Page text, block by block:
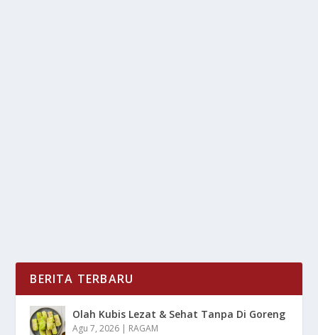
BERITA TERBARU
Olah Kubis Lezat & Sehat Tanpa Di Goreng
Agu 7, 2026 | RAGAM